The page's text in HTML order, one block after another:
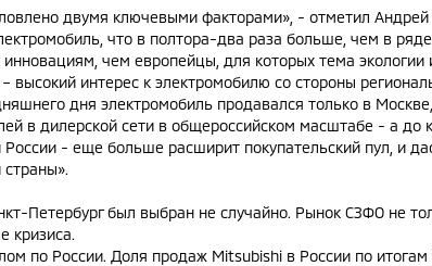
двумя ключевыми факторами», - отметил Андрей
что в полтора-два раза больше, чем в
чем европейцы, для которых тема экологии
высокий интерес к электромобилю со стороны
дня электромобиль продавался только в
в дилерской сети в общероссийском масштабе - а до
- еще больше расширит покупательский пул, и
Петербург был выбран не случайно. Рынок СЗФО не
кризиса.
по России. Доля продаж Mitsubishi в России по итогам